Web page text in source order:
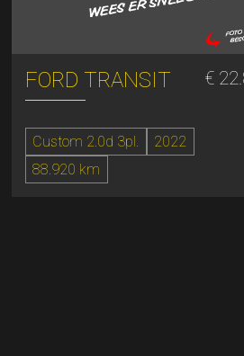
FORD TRANSIT €
Custom 2.0d 3pl.
2022
88.920 km